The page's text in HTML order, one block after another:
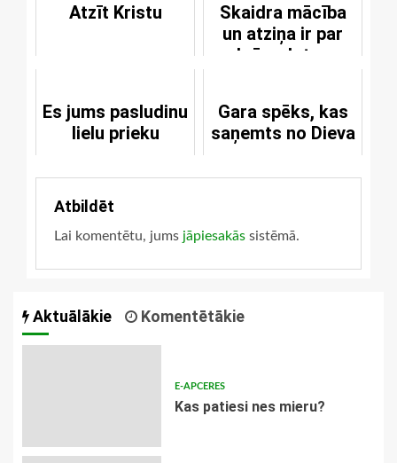
Atzīt Kristu
Skaidra mācība
un atziņa ir par
brīvu dotas
dāvanas
Es jums pasludinu
lielu prieku
Gara spēks, kas
saņemts no Dieva
Atbildēt
Lai komentētu, jums jāpiesakās sistēmā.
Aktuālākie Komentētākie
E-APCERES
​Kas patiesi nes mieru?